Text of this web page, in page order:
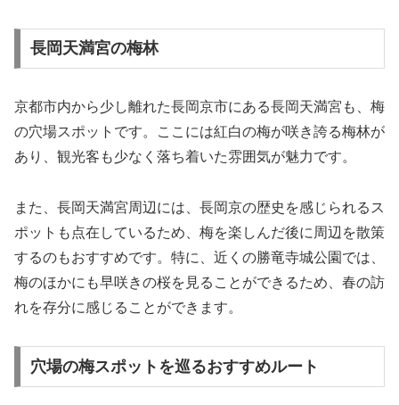
長岡天満宮の梅林
京都市内から少し離れた長岡京市にある長岡天満宮も、梅
の穴場スポットです。ここには紅白の梅が咲き誇る梅林が
あり、観光客も少なく落ち着いた雰囲気が魅力です。
また、長岡天満宮周辺には、長岡京の歴史を感じられるス
ポットも点在しているため、梅を楽しんだ後に周辺を散策
するのもおすすめです。特に、近くの勝竜寺城公園では、
梅のほかにも早咲きの桜を見ることができるため、春の訪
れを存分に感じることができます。
穴場の梅スポットを巡るおすすめルート